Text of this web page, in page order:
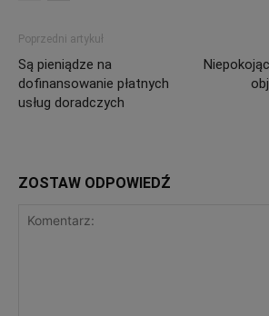
Poprzedni artykuł
Są pieniądze na
dofinansowanie płatnych
usług doradczych
ZOSTAW ODPOWIEDŹ